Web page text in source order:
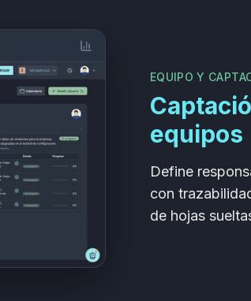
EQUIPO Y
equipos
Define
con
de hojas